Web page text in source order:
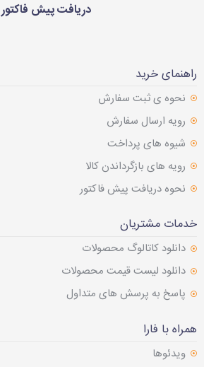
دریافت پیش فاکتور
راهنمای خرید
نحوه ی ثبت سفارش
رویه ارسال سفارش
شیوه های پرداخت
رویه های بازگرداندن کالا
نحوه دریافت پیش فاکتور
خدمات مشتریان
دانلود کاتالوگ محصولات
دانلود لیست قیمت محصولات
پاسخ به پرسش های متداول
همراه با فارا
ویدئوها